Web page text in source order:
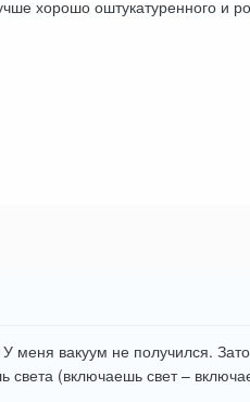
хорошо оштукатуренного и
меня вакуум не получился.
(включаешь свет –